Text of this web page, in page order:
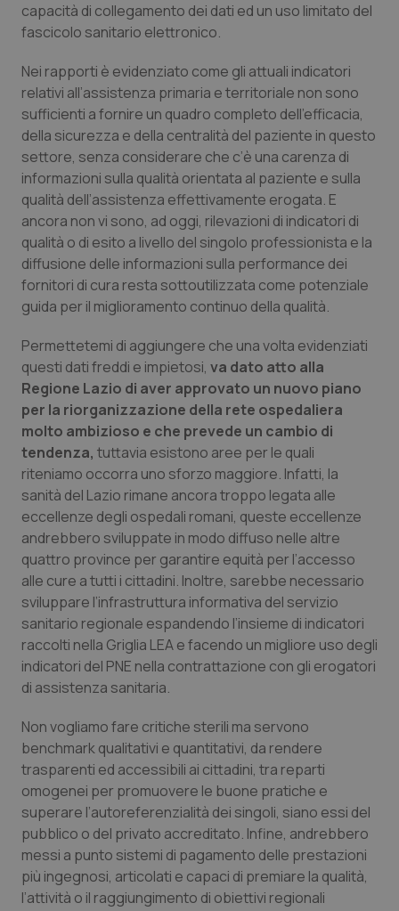
Toscana
Umbria
Valle D’Aosta
Veneto
Obesità
Oftalmologia
Oncodermatologia
Oncoematologia
Oncologia & Nutrizione
Psoriasi & pelle
Quotidiano Cardiologia
Quotidiano Chirurgia
Quotidiano Oncologia
Quotidiano Pediatria
Rene & patologie urogenitali
Salute orale & impianti
Sangue & coagulazione
Tiroide
Tumore al seno
Tumore ovarico
Tumori del Polmone & Testa Collo
Tumori gastrointestinali
Ulcera & Reflusso
Vaccini
capacità di collegamento dei dati ed un uso limitato del
fascicolo sanitario elettronico.
Nei rapporti è evidenziato come gli attuali indicatori
relativi all’assistenza primaria e territoriale non sono
sufficienti a fornire un quadro completo dell’efficacia,
della sicurezza e della centralità del paziente in questo
settore, senza considerare che c’è una carenza di
informazioni sulla qualità orientata al paziente e sulla
qualità dell’assistenza effettivamente erogata. E
ancora non vi sono, ad oggi, rilevazioni di indicatori di
qualità o di esito a livello del singolo professionista e la
diffusione delle informazioni sulla performance dei
fornitori di cura resta sottoutilizzata come potenziale
guida per il miglioramento continuo della qualità.
Permettetemi di aggiungere che una volta evidenziati
questi dati freddi e impietosi, va dato atto alla
Regione Lazio di aver approvato un nuovo piano
per la riorganizzazione della rete ospedaliera
molto ambizioso e che prevede un cambio di
tendenza, tuttavia esistono aree per le quali
riteniamo occorra uno sforzo maggiore. Infatti, la
sanità del Lazio rimane ancora troppo legata alle
eccellenze degli ospedali romani, queste eccellenze
andrebbero sviluppate in modo diffuso nelle altre
quattro province per garantire equità per l’accesso
alle cure a tutti i cittadini. Inoltre, sarebbe necessario
sviluppare l’infrastruttura informativa del servizio
sanitario regionale espandendo l’insieme di indicatori
raccolti nella Griglia LEA e facendo un migliore uso degli
indicatori del PNE nella contrattazione con gli erogatori
di assistenza sanitaria.
Non vogliamo fare critiche sterili ma servono
benchmark qualitativi e quantitativi, da rendere
trasparenti ed accessibili ai cittadini, tra reparti
omogenei per promuovere le buone pratiche e
superare l’autoreferenzialità dei singoli, siano essi del
pubblico o del privato accreditato. Infine, andrebbero
messi a punto sistemi di pagamento delle prestazioni
più ingegnosi, articolati e capaci di premiare la qualità,
l’attività o il raggiungimento di obiettivi regionali